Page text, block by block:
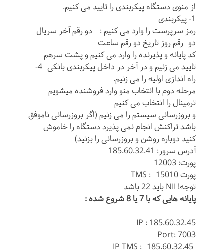
از منوی دستگاه پیکربندی را تایید می کنیم.
1- پیکربندی
رمز سرپرست را وارد می کنیم : دو رقم آخر سریال
دو رقم روز تاریخ دو رقم ساعت
کد پایانه و پذیرنده را وارد می کنیم و پشت سرهم
تایید می زنیم و در آخر در داخل پیکربندی بانکی 4-
راه اندازی اولیه را می زنیم.
مرحله دوم با انتخاب منو وارد فروشنده میشویم
ترمینال را انتخاب می کنیم
و بروزرسانی سیستم را می زنیم (اگر بروزرسانی ناموفق
باشد تراکنش انجام نمی پذیرد دستگاه را خاموش
کنید دوباره روشن و بروزرسانی را بزنید)
آدرس سرور: 185.60.32.41
پورت: 12003
پورت TMS : 15010
توجه! NII باید 22 باشد
پایانه هایی که با 7 یا 8 شروع شده :
IP : 185.60.32.45
Port: 7003